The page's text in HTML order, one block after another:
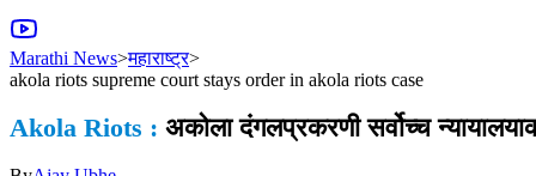
Marathi News>महाराष्ट्र>
akola riots supreme court stays order in akola riots case
Akola Riots : अकोला दंगलप्रकरणी सर्वोच्च